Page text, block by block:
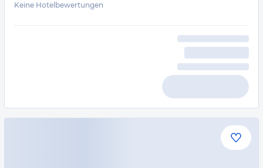
Keine Hotelbewertungen